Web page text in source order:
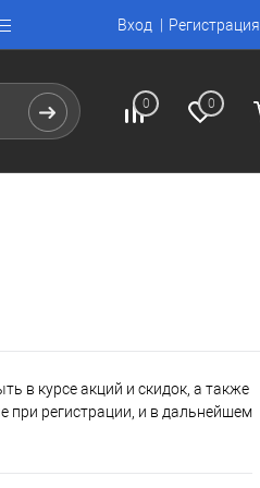
Вход Регистрация
0 0
в курсе акций и скидок, а также
при регистрации, и в дальнейшем